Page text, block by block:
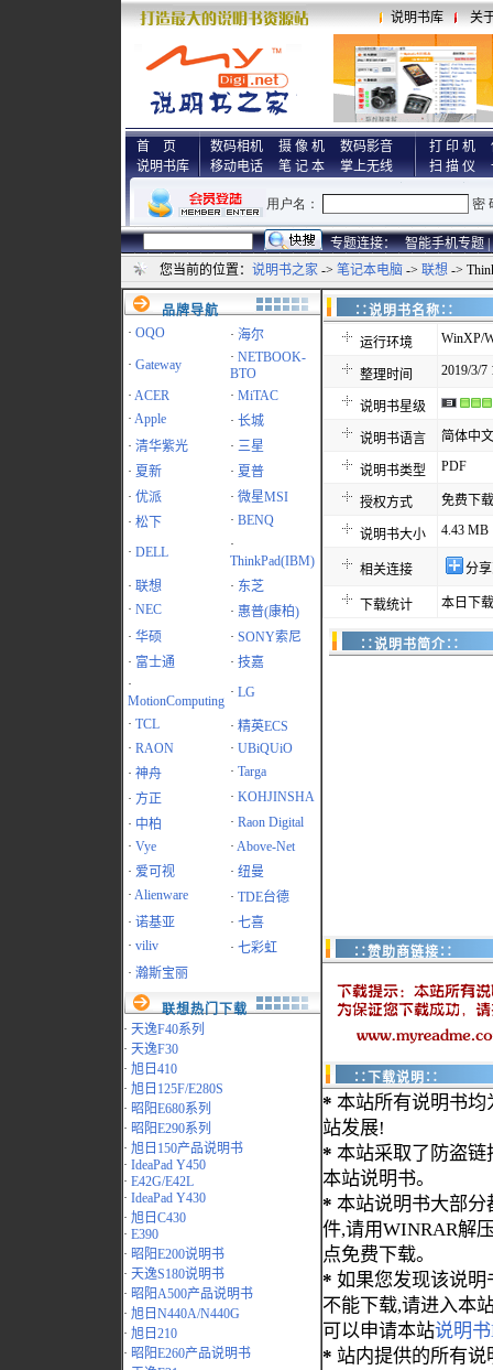
说明书库 关
首 页
说明书库
数码相机 摄 像 机
数码影音
移动电话
笔 记 本 掌上无线
打 印 机
扫 描 仪
专题连接： 智能手机专题 |
您当前的位置： 说明书之家 -> 笔记本电脑 -> 联想 ->
品牌导航
· OQO · 海尔
· Gateway · NETBOOK-
BTO
· ACER · MiTAC
· Apple · 长城
· 清华紫光 · 三星
· 夏新 · 夏普
· 优派 · 微星MSI
· 松下 · BENQ
· DELL
·
ThinkPad(IBM)
· 联想 · 东芝
· NEC · 惠普(康柏)
· 华硕 · SONY索尼
· 富士通 · 技嘉
·
MotionComputing
· LG
· TCL · 精英ECS
· RAON · UBiQUiO
· 神舟 · Targa
· 方正 · KOHJINSHA
· 中柏 · Raon Digital
· Vye · Above-Net
· 爱可视 · 纽曼
· Alienware · TDE台德
· 诺基亚 · 七喜
· viliv · 七彩虹
· 瀚斯宝丽
联想热门下载
· 天逸F40系列
· 天逸F30
· 旭日410
· 旭日125F/E280S
· 昭阳E680系列
· 昭阳E290系列
· 旭日150产品说明书
· IdeaPad Y450
· E42G/E42L
· IdeaPad Y430
· 旭日C430
· E390
· 昭阳E200说明书
· 天逸S180说明书
· 昭阳A500产品说明书
· 旭日N440A/N440G
· 旭日210
· 昭阳E260产品说明书
∷说明书名
运行环境 WinXP/
整理时间 2019/3/7
说明书星级
说明书语言 简体中文
说明书类型 PDF
授权方式 免费下载
说明书大小 4.43 MB
相关连接 分
下载统计 本日下
∷说明书简介∷
∷赞助商链接∷
∷下载说明∷
* 本站所有说明书均
站发展!
* 本站采取了防盗链
本站说明书。
* 本站说明书大部分
件,请用WINRAR解
点免费下载。
* 如果您发现该说明
不能下载,请进入本
可以申请本站说明
* 站内提供的所有